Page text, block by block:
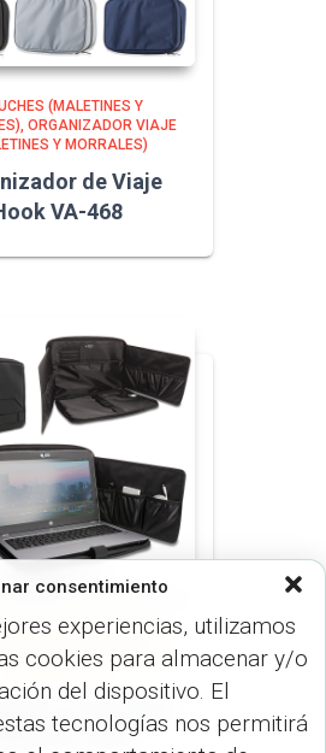
consentimiento
experiencias, utilizamos
cookies para almacenar y/o
del dispositivo. El
tecnologías nos permitirá
(MALETINES Y
ORGANIZADOR VIAJE
Y MORRALES)
de Viaje
VA-468
OFICINA (OFICINA)
VIAJE (MALETINES
Swisspeak
VA-1001